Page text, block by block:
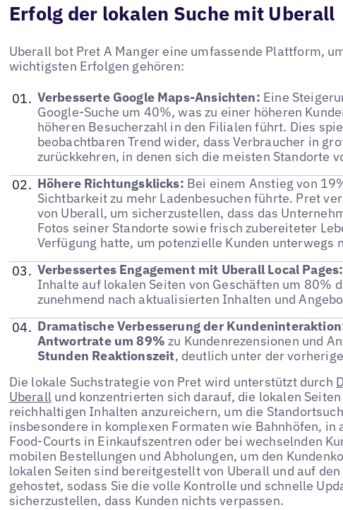
Erfolg der lokalen Suche mit Uberall
Uberall bot Pret A Manger eine umfassende Plattform,
wichtigsten Erfolgen gehören:
Verbesserte Google Maps-Ansichten: Eine
Google-Suche um 40%, was zu einer höheren
höheren Besucherzahl in den Filialen führt. Dies
beobachtbaren Trend wider, dass Verbraucher in
zurückkehren, in denen sich die meisten Standorte
Höhere Richtungsklicks: Bei einem Anstieg von
Sichtbarkeit zu mehr Ladenbesuchen führte. Pret
von Uberall, um sicherzustellen, dass das
Fotos seiner Standorte sowie frisch zubereiteter
Verfügung hatte, um potenzielle Kunden unterwegs
Verbessertes Engagement mit Uberall Local Pages:
Inhalte auf lokalen Seiten von Geschäften um 80%
zunehmend nach aktualisierten Inhalten und
Dramatische Verbesserung der
Antwortrate um 89% zu Kundenrezensionen und
Stunden Reaktionszeit, deutlich unter der
Die lokale Suchstrategie von Pret wird unterstützt durch
Uberallund konzentrierten sich darauf, die lokalen
reichhaltigen Inhalten anzureichern, um die
insbesondere in komplexen Formaten wie Bahnhöfen, in
Food-Courts in Einkaufszentren oder bei wechselnden
mobilen Bestellungen und Abholungen, um den
lokalen Seiten sind bereitgestellt von Uberall und auf
gehostet, sodass Sie die volle Kontrolle und schnelle
sicherzustellen, dass Kunden nichts verpassen.